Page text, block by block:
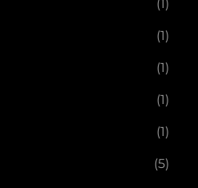
(1)
(1)
(1)
(1)
(1)
(5)